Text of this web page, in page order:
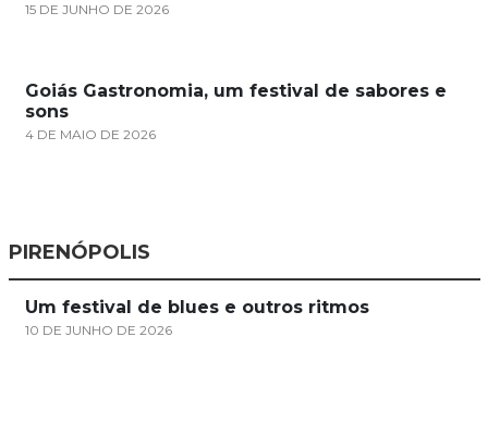
15 DE JUNHO DE 2026
Goiás Gastronomia, um festival de sabores e
sons
4 DE MAIO DE 2026
PIRENÓPOLIS
Um festival de blues e outros ritmos
10 DE JUNHO DE 2026